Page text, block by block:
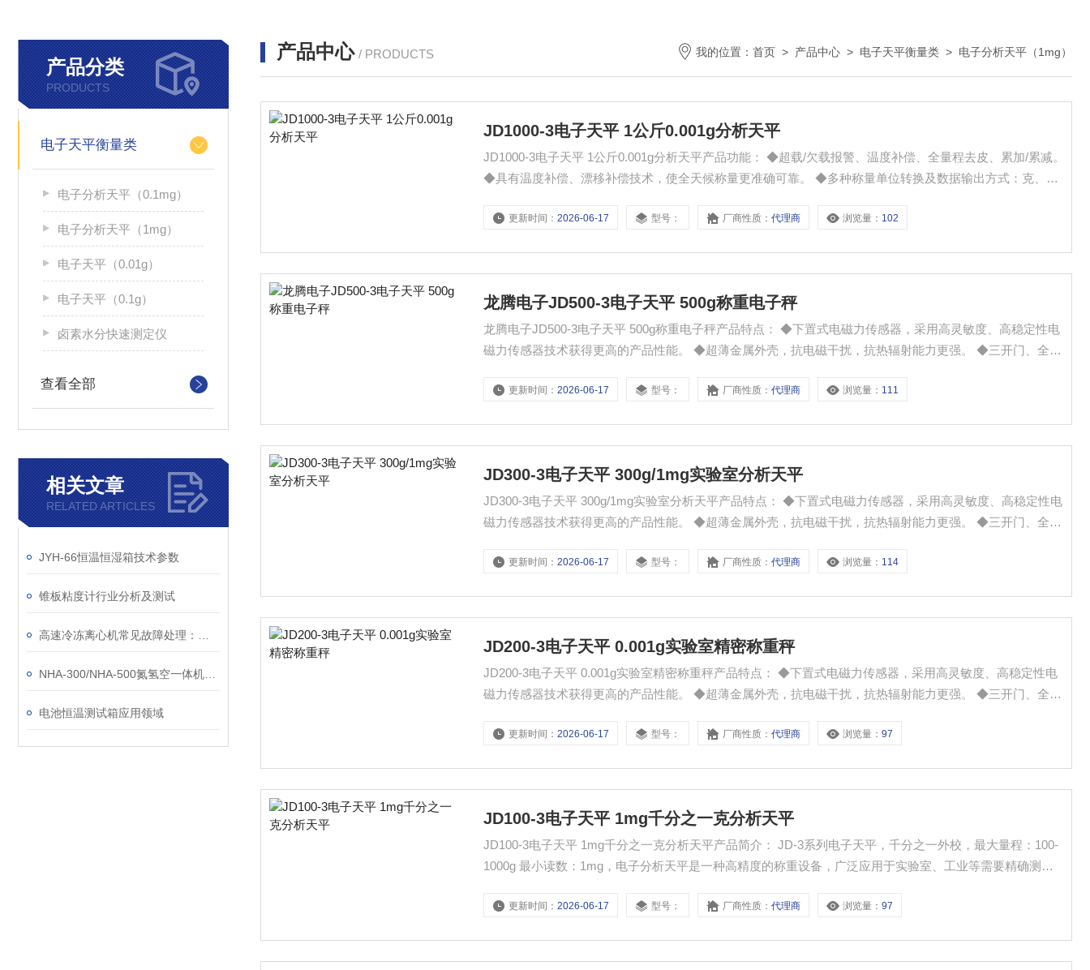
产品分类
PRODUCTS
电子天平衡量类
电子分析天平（0.1mg）
电子分析天平（1mg）
电子天平（0.01g）
电子天平（0.1g）
卤素水分快速测定仪
查看全部
相关文章
RELATED ARTICLES
JYH-66恒温恒湿箱技术参数
锥板粘度计行业分析及测试
电池恒温测试箱应用领域
产品中心 / PRODUCTS 我的位置： 首页 > 产品中心 > 电子天平衡量类 > 电子分析天平（1mg）
JD1000-3电子天平 1公斤0.001g分析天平
JD1000-3电子天平 1公斤0.001g分析天平产品功能： ◆超载/欠载报警、温度补偿、全量程去皮、累加/累减。
◆具有温度补偿、漂移补偿技术，使全天候称量更准确可靠。 ◆多种称量单位转换及数据输出方式：克、克
外设连接。 ◆密度测量（选配密度装置配件含软件）。
更新时间：2026-06-17 型号： 厂商性质：代理商 浏览量： 102
龙腾电子JD500-3电子天平 500g称重电子秤
龙腾电子JD500-3电子天平 500g称重电子秤产品特点： ◆下置式电磁力传感器，采用高灵敏度、高稳定性电
磁力传感器技术获得更高的产品性能。 ◆超薄金属外壳，抗电磁干扰，抗热辐射能力更强。 ◆三开门、全透
配备标准不锈钢砝码，随时随需校准。
更新时间：2026-06-17 型号： 厂商性质：代理商 浏览量： 111
JD300-3电子天平 300g/1mg实验室分析天平
JD300-3电子天平 300g/1mg实验室分析天平产品特点： ◆下置式电磁力传感器，采用高灵敏度、高稳定性电
磁力传感器技术获得更高的产品性能。 ◆超薄金属外壳，抗电磁干扰，抗热辐射能力更强。 ◆三开门、全透
备标准不锈钢砝码，随时随需校准。
更新时间：2026-06-17 型号： 厂商性质：代理商 浏览量： 114
JD200-3电子天平 0.001g实验室精密称重秤
JD200-3电子天平 0.001g实验室精密称重秤产品特点： ◆下置式电磁力传感器，采用高灵敏度、高稳定性电
磁力传感器技术获得更高的产品性能。 ◆超薄金属外壳，抗电磁干扰，抗热辐射能力更强。 ◆三开门、全透
备标准不锈钢砝码，随时随需校准。
更新时间：2026-06-17 型号： 厂商性质：代理商 浏览量：97
JD100-3电子天平 1mg千分之一克分析天平
JD100-3电子天平 1mg千分之一克分析天平产品简介： JD-3系列电子天平，千分之一外校，最大量程：100-
1000g 最小读数：1mg，电子分析天平是一种高精度的称重设备，广泛应用于实验室、工业等需要精确测量
行业。‌更新时间：2026-06-17 型号： 厂商性质：代理商 浏览量：97